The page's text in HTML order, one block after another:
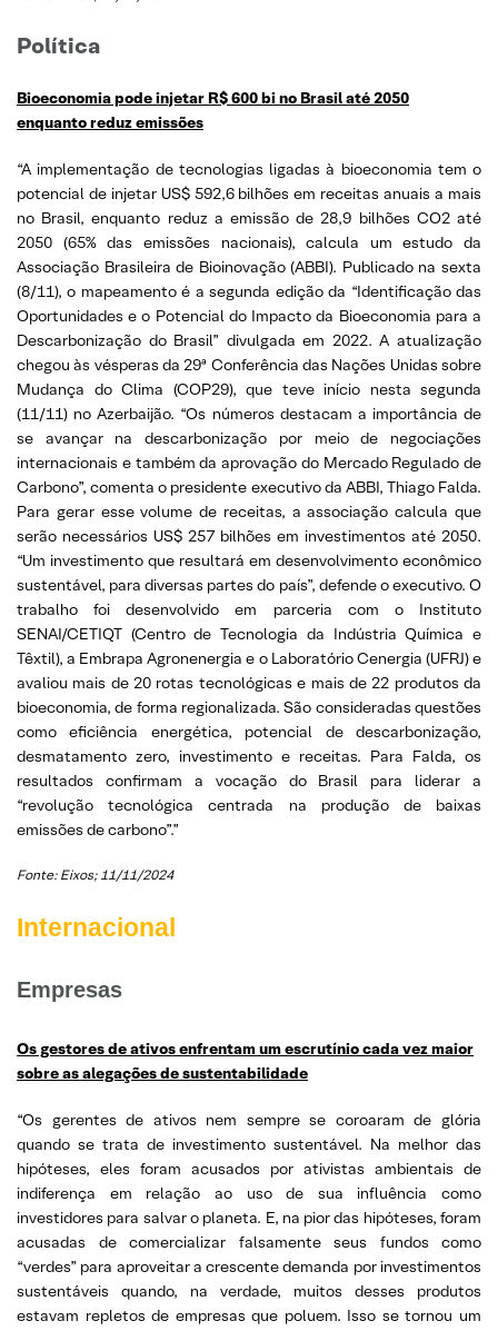
Política
Bioeconomia pode injetar R$ 600 bi no Brasil até 2050
enquanto reduz emissões
“A implementação de tecnologias ligadas à bioeconomia tem o
potencial de injetar US$ 592,6 bilhões em receitas anuais a mais
no Brasil, enquanto reduz a emissão de 28,9 bilhões CO2 até
2050 (65% das emissões nacionais), calcula um estudo da
Associação Brasileira de Bioinovação (ABBI). Publicado na sexta
(8/11), o mapeamento é a segunda edição da “Identificação das
Oportunidades e o Potencial do Impacto da Bioeconomia para a
Descarbonização do Brasil” divulgada em 2022. A atualização
chegou às vésperas da 29ª Conferência das Nações Unidas sobre
Mudança do Clima (COP29), que teve início nesta segunda
(11/11) no Azerbaijão. “Os números destacam a importância de
se avançar na descarbonização por meio de negociações
internacionais e também da aprovação do Mercado Regulado de
Carbono”, comenta o presidente executivo da ABBI, Thiago Falda.
Para gerar esse volume de receitas, a associação calcula que
serão necessários US$ 257 bilhões em investimentos até 2050.
“Um investimento que resultará em desenvolvimento econômico
sustentável, para diversas partes do país”, defende o executivo. O
trabalho foi desenvolvido em parceria com o Instituto
SENAI/CETIQT (Centro de Tecnologia da Indústria Química e
Têxtil), a Embrapa Agronenergia e o Laboratório Cenergia (UFRJ) e
avaliou mais de 20 rotas tecnológicas e mais de 22 produtos da
bioeconomia, de forma regionalizada. São consideradas questões
como eficiência energética, potencial de descarbonização,
desmatamento zero, investimento e receitas. Para Falda, os
resultados confirmam a vocação do Brasil para liderar a
“revolução tecnológica centrada na produção de baixas
emissões de carbono”.”
Fonte: Eixos; 11/11/2024
Internacional
Empresas
Os gestores de ativos enfrentam um escrutínio cada vez maior
sobre as alegações de sustentabilidade
“Os gerentes de ativos nem sempre se coroaram de glória
quando se trata de investimento sustentável. Na melhor das
hipóteses, eles foram acusados por ativistas ambientais de
indiferença em relação ao uso de sua influência como
investidores para salvar o planeta. E, na pior das hipóteses, foram
acusadas de comercializar falsamente seus fundos como
“verdes” para aproveitar a crescente demanda por investimentos
sustentáveis quando, na verdade, muitos desses produtos
estavam repletos de empresas que poluem. Isso se tornou um